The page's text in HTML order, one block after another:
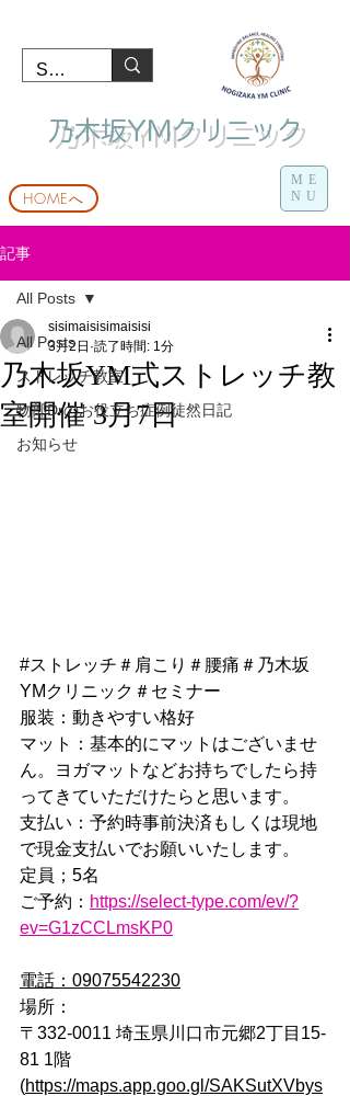
​ 乃木坂YMクリニック
HOMEへ
ME
NU
記事
All Posts
ストレッチ教室
物部Drのお役立ち症例徒然日記
お知らせ
All Posts
乃木坂YM式ストレッチ教
室開催 3月7日
sisimaisisimaisisi
3月2日 読了時間: 1分
#ストレッチ ＃肩こり＃腰痛＃乃木坂
YMクリニック＃セミナー
服装：動きやすい格好
マット：基本的にマットはございませ
ん。ヨガマットなどお持ちでしたら持
ってきていただけたらと思います。
支払い：予約時事前決済もしくは現地
で現金支払いでお願いいたします。
定員；5名
ご予約： https://select-type.com/ev/?
ev=G1zCCLmsKP0
電話：09075542230
場所：
〒332-0011 埼玉県川口市元郷2丁目15-
81 1階
(https://maps.app.goo.gl/SAKSutXVbys